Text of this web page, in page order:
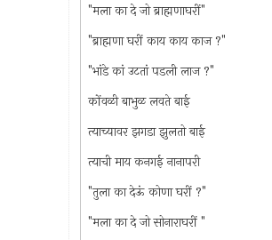
"मला का दे जो ब्राह्मणाघरीं"
"ब्राह्मणा घरीं काय काय काज ?"
"भांडे कां उटतां पडली लाज ?"
कोंवळी बाभुळ लवते बाई
त्याच्यावर झगडा झुलतो बाई
त्याची माय कनगई नानापरी
"तुला का देऊं कोणा घरीं ?"
"मला का दे जो सोनाराघरीं "